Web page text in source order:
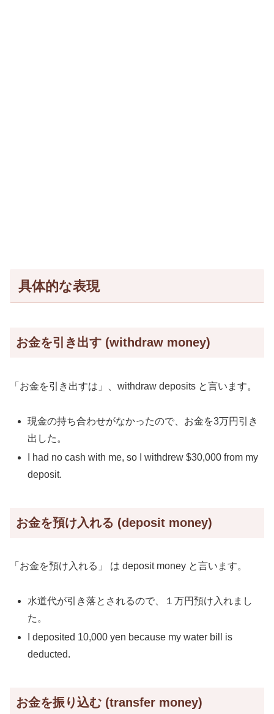
具体的な表現
お金を引き出す (withdraw money)
「お金を引き出すは」、withdraw deposits と言います。
現金の持ち合わせがなかったので、お金を3万円引き
出した。
I had no cash with me, so I withdrew $30,000 from my
deposit.
お金を預け入れる (deposit money)
「お金を預け入れる」 は deposit money と言います。
水道代が引き落とされるので、１万円預け入れまし
た。
I deposited 10,000 yen because my water bill is
deducted.
お金を振り込む (transfer money)